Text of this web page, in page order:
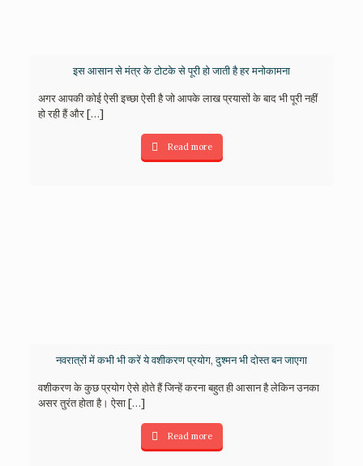
इस आसान से मंत्र के टोटके से पूरी हो जाती है हर मनोकामना
अगर आपकी कोई ऐसी इच्छा ऐसी है जो आपके लाख प्रयासों के बाद भी पूरी नहीं
हो रही हैं और[…]
Read more
नवरात्रों में कभी भी करें ये वशीकरण प्रयोग, दुश्मन भी दोस्त बन जाएगा
वशीकरण के कुछ प्रयोग ऐसे होते हैं जिन्हें करना बहुत ही आसान है लेकिन उनका
असर तुरंत होता है। ऐसा[…]
Read more